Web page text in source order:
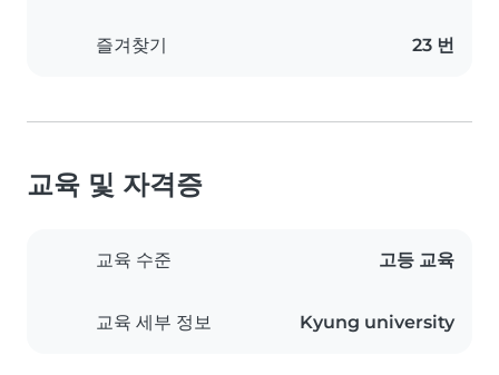
즐겨찾기 23 번
교육 및 자격증
교육 수준 고등 교육
교육 세부 정보 Kyung university